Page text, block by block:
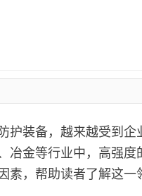
护装备，越来越受到
冶金等行业中，高强
，帮助读者了解这一